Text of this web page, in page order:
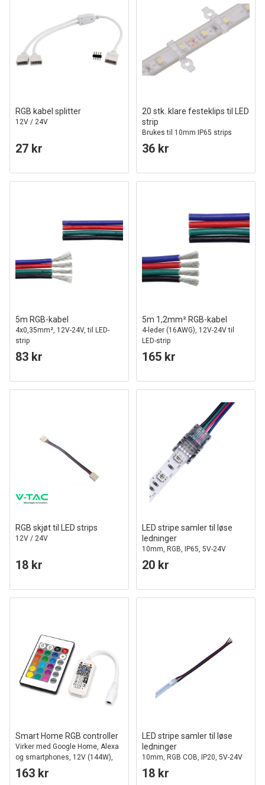
RGB kabel splitter
12V / 24V
27 kr
20 stk. klare festeklips til LED
strip
Brukes til 10mm IP65 strips
36 kr
5m RGB-kabel
4x0,35mm², 12V-24V, til LED-
strip
83 kr
5m 1,2mm² RGB-kabel
4-leder (16AWG), 12V-24V til
LED-strip
165 kr
RGB skjøt til LED strips
12V / 24V
18 kr
LED stripe samler til løse
ledninger
10mm, RGB, IP65, 5V-24V
20 kr
Smart Home RGB controller
Virker med Google Home, Alexa
og smartphones, 12V (144W),
24V (288W)
163 kr
LED stripe samler til løse
ledninger
10mm, RGB COB, IP20, 5V-24V
18 kr